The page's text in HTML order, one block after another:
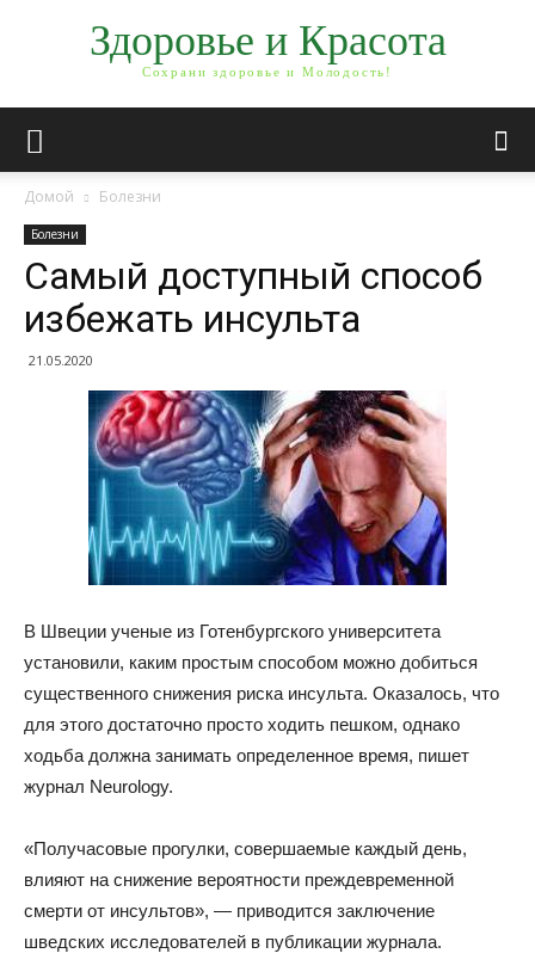
Здоровье и Красота
Сохрани здоровье и Молодость!
Домой Болезни
Болезни
Самый доступный способ
избежать инсульта
21.05.2020
В Швеции ученые из Готенбургского университета
установили, каким простым способом можно добиться
существенного снижения риска инсульта. Оказалось, что
для этого достаточно просто ходить пешком, однако
ходьба должна занимать определенное время, пишет
журнал Neurology.
«Получасовые прогулки, совершаемые каждый день,
влияют на снижение вероятности преждевременной
смерти от инсультов», — приводится заключение
шведских исследователей в публикации журнала.